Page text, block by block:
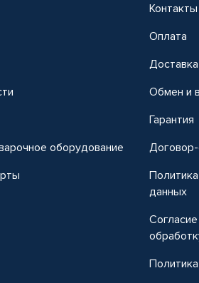
оборудование
Контакты
Оплата
Доставка
Обмен и
Гарантия
данных